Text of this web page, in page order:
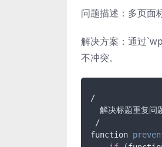
问题描述：多页面
解决方案：通过
不冲突。
/
解决标题重复问
function